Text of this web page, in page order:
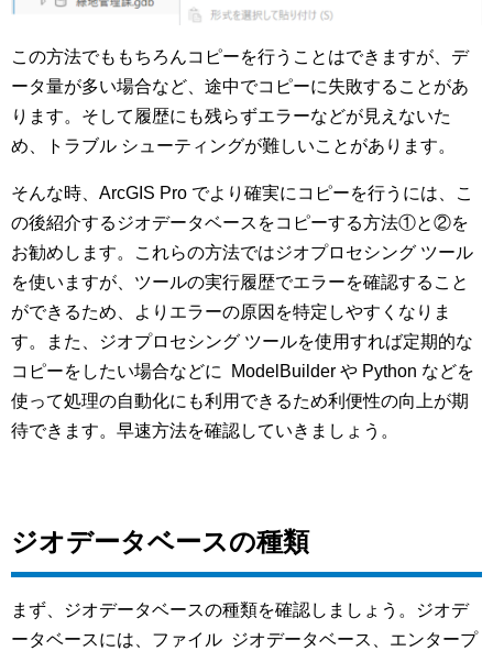
この方法でももちろんコピーを行うことはできますが、デ
ータ量が多い場合など、途中でコピーに失敗することがあ
ります。そして履歴にも残らずエラーなどが見えないた
め、トラブル シューティングが難しいことがあります。
そんな時、ArcGIS Pro でより確実にコピーを行うには、こ
の後紹介するジオデータベースをコピーする方法①と②を
お勧めします。これらの方法ではジオプロセシング ツール
を使いますが、ツールの実行履歴でエラーを確認すること
ができるため、よりエラーの原因を特定しやすくなりま
す。また、ジオプロセシング ツールを使用すれば定期的な
コピーをしたい場合などに ModelBuilder や Python などを
使って処理の自動化にも利用できるため利便性の向上が期
待できます。早速方法を確認していきましょう。
ジオデータベースの種類
まず、ジオデータベースの種類を確認しましょう。ジオデ
ータベースには、ファイル ジオデータベース、エンタープ